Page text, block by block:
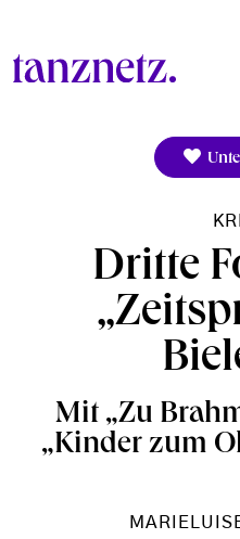
Dritte
Mit „Zu
„Kinder zum